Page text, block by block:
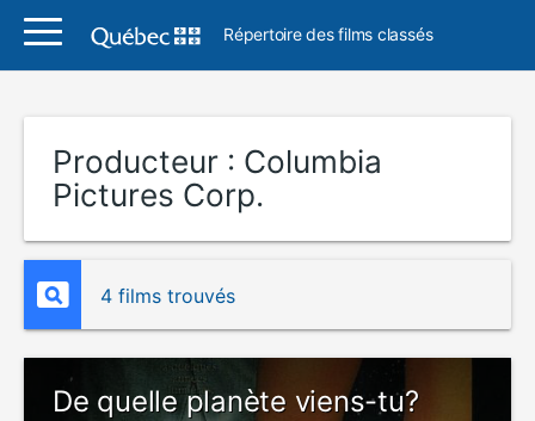
Répertoire des films classés
Producteur : Columbia
Pictures Corp.
4 films trouvés
De quelle planète viens-tu?